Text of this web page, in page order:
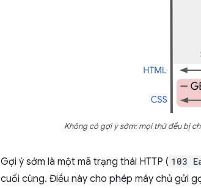
Không có gợi ý sớm: mọi thứ đều bị
Gợi ý sớm là một mã trạng thái HTTP ( 103
cuối cùng. Điều này cho phép máy chủ gửi